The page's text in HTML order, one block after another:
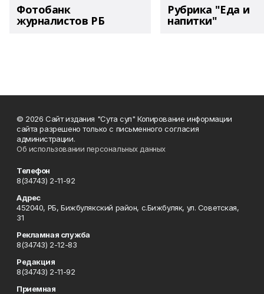
Фотобанк
журналистов РБ
Рубрика "Еда и
напитки"
© 2026 Сайт издания "Сута сул" Копирование информации
сайта разрешено только с письменного согласия
администрации.
Об использовании персональных данных
Телефон
8(34743) 2-11-92
Адрес
452040, РБ, Бижбулякский район, с.Бижбуляк, ул. Советская,
31
Рекламная служба
8(34743) 2-12-83
Редакция
8(34743) 2-11-92
Приемная